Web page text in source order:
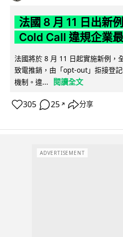
法國 8 月 11 日出新
Cold Call 違規企業
法國將於 8 月 11 日起實施新例，
致電推銷，由「opt-out」拒接登
機制。違...
閱讀全文
305 25 ↗ 分享
ADVERTISEMENT